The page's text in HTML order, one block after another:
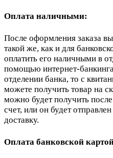
Оплата наличными:
После оформления заказа
такой же, как и для
оплатить его наличными в
помощью интернет-
отделении банка, то с
можете получить товар на
можно будет получить
счет, или он будет
доставку.
Оплата банковской